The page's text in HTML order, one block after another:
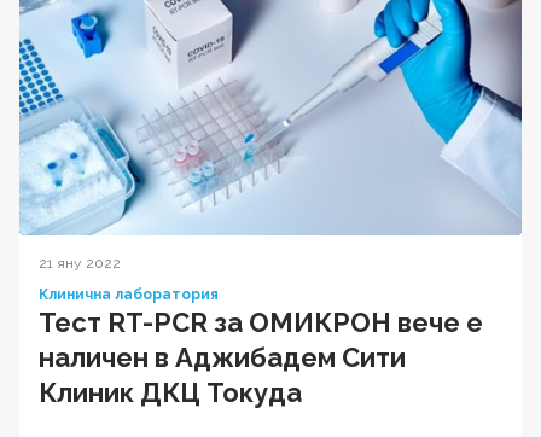
21 яну 2022
Клинична лаборатория
Тест RT-PCR за ОМИКРОН вече е
наличен в Аджибадем Сити
Клиник ДКЦ Токуда